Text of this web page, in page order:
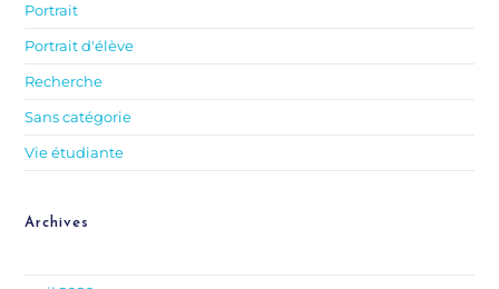
Portrait
Portrait d'élève
Recherche
Sans catégorie
Vie étudiante
Archives